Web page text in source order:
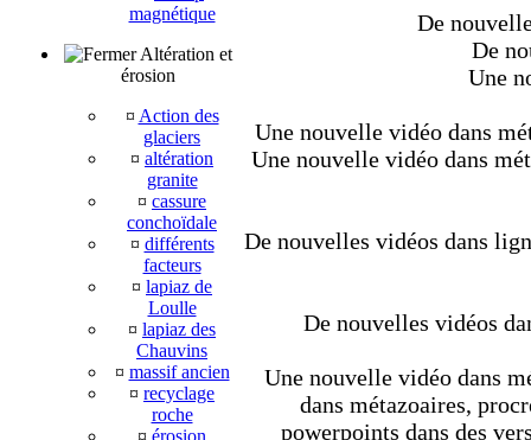
magnétique
Altération et
érosion
¤ Action des
glaciers
¤ altération
granite
¤ cassure
conchoïdale
¤ différents
facteurs
¤ lapiaz de
Loulle
¤ lapiaz des
Chauvins
¤ massif ancien
¤ recyclage
roche
¤ érosion
De
De
Une
Une nouvelle vidéo dans
Une nouvelle vidéo dans
De nouvelles vidéos dans
De nouvelles vidéos
Une nouvelle vidéo dans
dans métazoaires,
powerpoints dans des